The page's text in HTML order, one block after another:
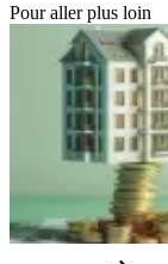
Pour aller plus loin